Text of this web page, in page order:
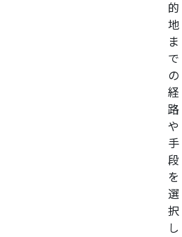
的
地
ま
で
の
経
路
や
手
段
を
選
択
し